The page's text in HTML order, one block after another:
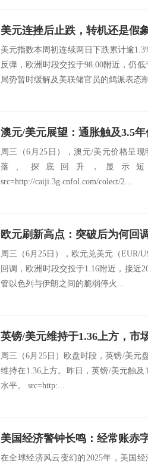
美元连挫后止跌，转机还是假
美元指数本周初连续两日下跌累计逾
反弹，欧洲时段交投于98.00附近，仍
局势暂时缓解及美联储官员的鸽派表态
澳元/美元展望：通胀触及3.5
周三（6月25日），澳元/美元价格呈
落、探底回升，显示
src=http://caiji.3g.cnfol.com/colect/2...
欧元刷新高点：突破后为何回
周三（6月25日），欧元兑美元（EUR/
回调，欧洲时段交投于1.16附近，接近
管以色列与伊朗之间的脆弱停火...
英镑/美元维持于1.36上方，市
周三（6月25日）欧盘时段，英镑/美元
维持在1.36上方。昨日，英镑/美元触及
水平。 src=http:...
在全球经济风云变幻的2025年，美国